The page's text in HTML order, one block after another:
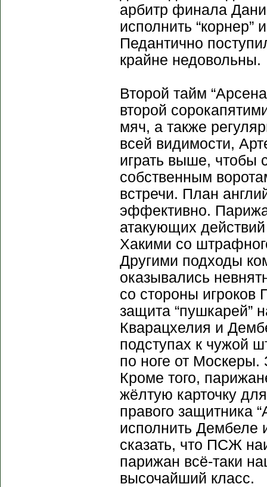
арбитр финала
исполнить
Педантично
крайне недовольны.
Второй тайм
второй
мяч, а также
всей видимости,
играть выше, чтобы
собственным
встречи. План
эффективно.
атакующих
Хакими со
Другими подходы
оказывались
со стороны
защита “пушкарей”
Кварацхелия и
подступах к чужой
по ноге от Москеры.
Кроме того,
жёлтую карточку
правого защитника
исполнить Дембеле
сказать, что ПСЖ
парижан всё-таки
высочайший класс.